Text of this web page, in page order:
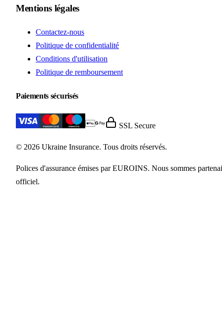
Mentions légales
Contactez-nous
Politique de confidentialité
Conditions d'utilisation
Politique de remboursement
Paiements sécurisés
SSL Secure
© 2026 Ukraine Insurance. Tous droits réservés.
Polices d'assurance émises par EUROINS. Nous sommes
officiel.